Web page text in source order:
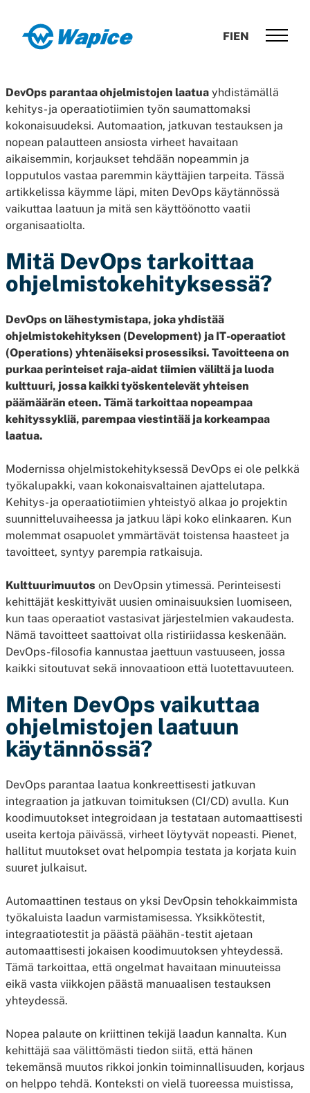
suoraan
sisältöön
Wapice
with
end-
to-
end
competence
FIEN
DevOps parantaa ohjelmistojen laatua yhdistämällä
kehitys- ja operaatiotiimien työn saumattomaksi
kokonaisuudeksi. Automaation, jatkuvan testauksen ja
nopean palautteen ansiosta virheet havaitaan
aikaisemmin, korjaukset tehdään nopeammin ja
lopputulos vastaa paremmin käyttäjien tarpeita. Tässä
artikkelissa käymme läpi, miten DevOps käytännössä
vaikuttaa laatuun ja mitä sen käyttöönotto vaatii
organisaatiolta.
Mitä DevOps tarkoittaa
ohjelmistokehityksessä?
DevOps on lähestymistapa, joka yhdistää
ohjelmistokehityksen (Development) ja IT-operaatiot
(Operations) yhtenäiseksi prosessiksi. Tavoitteena on
purkaa perinteiset raja-aidat tiimien väliltä ja luoda
kulttuuri, jossa kaikki työskentelevät yhteisen
päämäärän eteen. Tämä tarkoittaa nopeampaa
kehityssykliä, parempaa viestintää ja korkeampaa
laatua.
Modernissa ohjelmistokehityksessä DevOps ei ole pelkkä
työkalupakki, vaan kokonaisvaltainen ajattelutapa.
Kehitys- ja operaatiotiimien yhteistyö alkaa jo projektin
suunnitteluvaiheessa ja jatkuu läpi koko elinkaaren. Kun
molemmat osapuolet ymmärtävät toistensa haasteet ja
tavoitteet, syntyy parempia ratkaisuja.
Kulttuurimuutos on DevOpsin ytimessä. Perinteisesti
kehittäjät keskittyivät uusien ominaisuuksien luomiseen,
kun taas operaatiot vastasivat järjestelmien vakaudesta.
Nämä tavoitteet saattoivat olla ristiriidassa keskenään.
DevOps-filosofia kannustaa jaettuun vastuuseen, jossa
kaikki sitoutuvat sekä innovaatioon että luotettavuuteen.
Miten DevOps vaikuttaa
ohjelmistojen laatuun
käytännössä?
DevOps parantaa laatua konkreettisesti jatkuvan
integraation ja jatkuvan toimituksen (CI/CD) avulla. Kun
koodimuutokset integroidaan ja testataan automaattisesti
useita kertoja päivässä, virheet löytyvät nopeasti. Pienet,
hallitut muutokset ovat helpompia testata ja korjata kuin
suuret julkaisut.
Automaattinen testaus on yksi DevOpsin tehokkaimmista
työkaluista laadun varmistamisessa. Yksikkötestit,
integraatiotestit ja päästä päähän -testit ajetaan
automaattisesti jokaisen koodimuutoksen yhteydessä.
Tämä tarkoittaa, että ongelmat havaitaan minuuteissa
eikä vasta viikkojen päästä manuaalisen testauksen
yhteydessä.
Nopea palaute on kriittinen tekijä laadun kannalta. Kun
kehittäjä saa välittömästi tiedon siitä, että hänen
tekemänsä muutos rikkoi jonkin toiminnallisuuden, korjaus
on helppo tehdä. Konteksti on vielä tuoreessa muistissa,